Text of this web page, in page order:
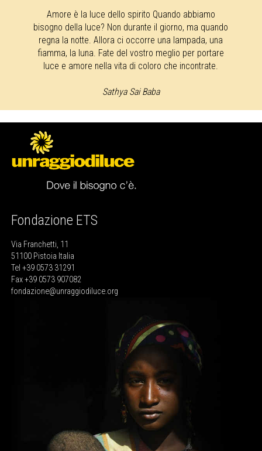
Amore è la luce dello spirito Quando abbiamo
bisogno della luce? Non durante il giorno, ma quando
regna la notte. Allora ci occorre una lampada, una
fiamma, la luna. Fate del vostro meglio per portare
luce e amore nella vita di coloro che incontrate.
Sathya Sai Baba
Fondazione ETS
Via Franchetti, 11
51100 Pistoia Italia
Tel +39 0573 31291
Fax +39 0573 907082
fondazione@unraggiodiluce.org